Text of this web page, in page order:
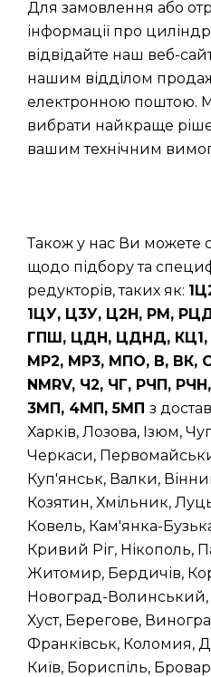
Для замовлення або
інформації про
відвідайте наш веб-
нашим відділом
електронною поштою.
вибрати найкраще
вашим технічним
Також у нас Ви можете
щодо підбору та
редукторів, таких як:
1ЦУ, Ц3У, Ц2Н, РМ,
ГПШ, ЦДН, ЦДНД, КЦ1,
МР2, МР3, МПО, В, ВК,
NMRV, Ч2, ЧГ, РЧП,
3МП, 4МП, 5МП з
Харків, Лозова, Ізюм,
Черкаси,
Куп'янськ, Валки,
Козятин, Хмільник,
Ковель, Кам'янка-
Кривий Ріг, Нікополь,
Житомир, Бердичів,
Новоград-
Хуст, Берегове,
Франківськ, Коломия,
Київ, Бориспіль,